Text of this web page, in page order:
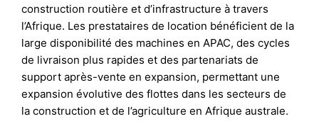
construction routière et d’infrastructure à travers
l’Afrique. Les prestataires de location bénéficient de la
large disponibilité des machines en APAC, des cycles
de livraison plus rapides et des partenariats de
support après-vente en expansion, permettant une
expansion évolutive des flottes dans les secteurs de
la construction et de l’agriculture en Afrique australe.